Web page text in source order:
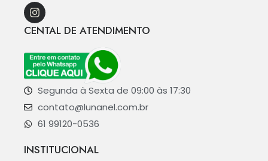
CENTAL DE ATENDIMENTO
Segunda à Sexta de 09:00 às 17:30
contato@lunanel.com.br
61 99120-0536
INSTITUCIONAL